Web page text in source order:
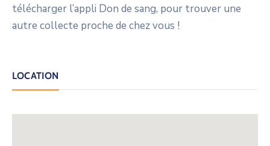
télécharger l’appli Don de sang, pour trouver une
autre collecte proche de chez vous !
LOCATION